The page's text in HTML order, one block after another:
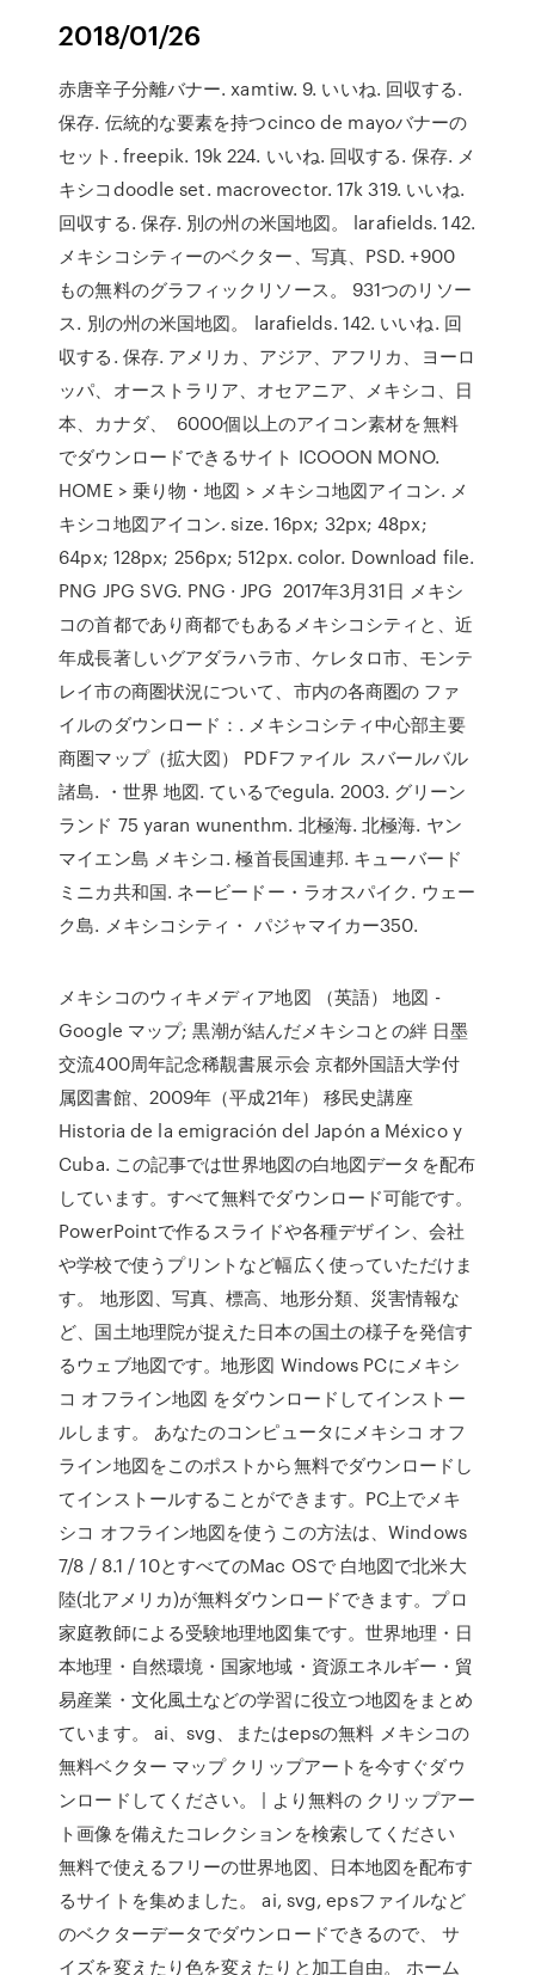
2018/01/26
赤唐辛子分離バナー. xamtiw. 9. いいね. 回収する.
保存. 伝統的な要素を持つcinco de mayoバナーの
セット. freepik. 19k 224. いいね. 回収する. 保存. メ
キシコdoodle set. macrovector. 17k 319. いいね.
回収する. 保存. 別の州の米国地図。 larafields. 142.
メキシコシティーのベクター、写真、PSD. +900
もの無料のグラフィックリソース。 931つのリソー
ス. 別の州の米国地図。 larafields. 142. いいね. 回
収する. 保存. アメリカ、アジア、アフリカ、ヨーロ
ッパ、オーストラリア、オセアニア、メキシコ、日
本、カナダ、 6000個以上のアイコン素材を無料
でダウンロードできるサイト ICOOON MONO.
HOME > 乗り物・地図 > メキシコ地図アイコン. メ
キシコ地図アイコン. size. 16px; 32px; 48px;
64px; 128px; 256px; 512px. color. Download file.
PNG JPG SVG. PNG · JPG 2017年3月31日 メキシ
コの首都であり商都でもあるメキシコシティと、近
年成長著しいグアダラハラ市、ケレタロ市、モンテ
レイ市の商圏状況について、市内の各商圏の ファ
イルのダウンロード：. メキシコシティ中心部主要
商圏マップ（拡大図） PDFファイル スバールバル
諸島. ・世界 地図. ているでegula. 2003. グリーン
ランド 75 yaran wunenthm. 北極海. 北極海. ヤン
マイエン島 メキシコ. 極首長国連邦. キューバード
ミニカ共和国. ネービードー・ラオスパイク. ウェー
ク島. メキシコシティ・ パジャマイカー350.
メキシコのウィキメディア地図 （英語） 地図 -
Google マップ; 黒潮が結んだメキシコとの絆 日墨
交流400周年記念稀覯書展示会 京都外国語大学付
属図書館、2009年（平成21年） 移民史講座
Historia de la emigración del Japón a México y
Cuba. この記事では世界地図の白地図データを配布
しています。すべて無料でダウンロード可能です。
PowerPointで作るスライドや各種デザイン、会社
や学校で使うプリントなど幅広く使っていただけま
す。 地形図、写真、標高、地形分類、災害情報な
ど、国土地理院が捉えた日本の国土の様子を発信す
るウェブ地図です。地形図 Windows PCにメキシ
コ オフライン地図 をダウンロードしてインストー
ルします。 あなたのコンピュータにメキシコ オフ
ライン地図をこのポストから無料でダウンロードし
てインストールすることができます。PC上でメキ
シコ オフライン地図を使うこの方法は、Windows
7/8 / 8.1 / 10とすべてのMac OSで 白地図で北米大
陸(北アメリカ)が無料ダウンロードできます。プロ
家庭教師による受験地理地図集です。世界地理・日
本地理・自然環境・国家地域・資源エネルギー・貿
易産業・文化風土などの学習に役立つ地図をまとめ
ています。 ai、svg、またはepsの無料 メキシコの
無料ベクター マップ クリップアートを今すぐダウ
ンロードしてください。 | より無料の クリップアー
ト画像を備えたコレクションを検索してください
無料で使えるフリーの世界地図、日本地図を配布す
るサイトを集めました。 ai, svg, epsファイルなど
のベクターデータでダウンロードできるので、 サ
イズを変えたり色を変えたりと加工自由。 ホーム